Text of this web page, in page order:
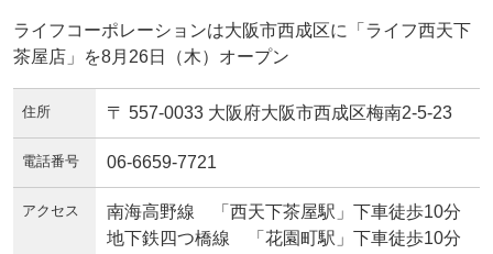
ライフコーポレーションは大阪市西成区に「ライフ西天下
茶屋店」を8月26日（木）オープン
住所 〒 557-0033 大阪府大阪市西成区梅南2-5-23
電話番号 06-6659-7721
アクセス
南海高野線 「西天下茶屋駅」下車徒歩10分
地下鉄四つ橋線 「花園町駅」下車徒歩10分